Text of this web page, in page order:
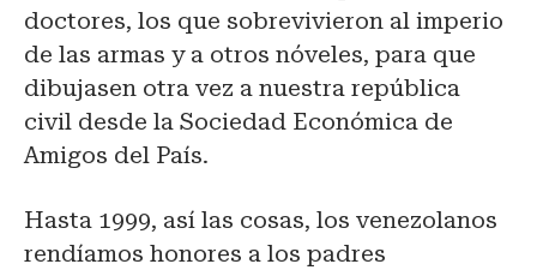
doctores, los que sobrevivieron al imperio
de las armas y a otros nóveles, para que
dibujasen otra vez a nuestra república
civil desde la Sociedad Económica de
Amigos del País.
Hasta 1999, así las cosas, los venezolanos
rendíamos honores a los padres